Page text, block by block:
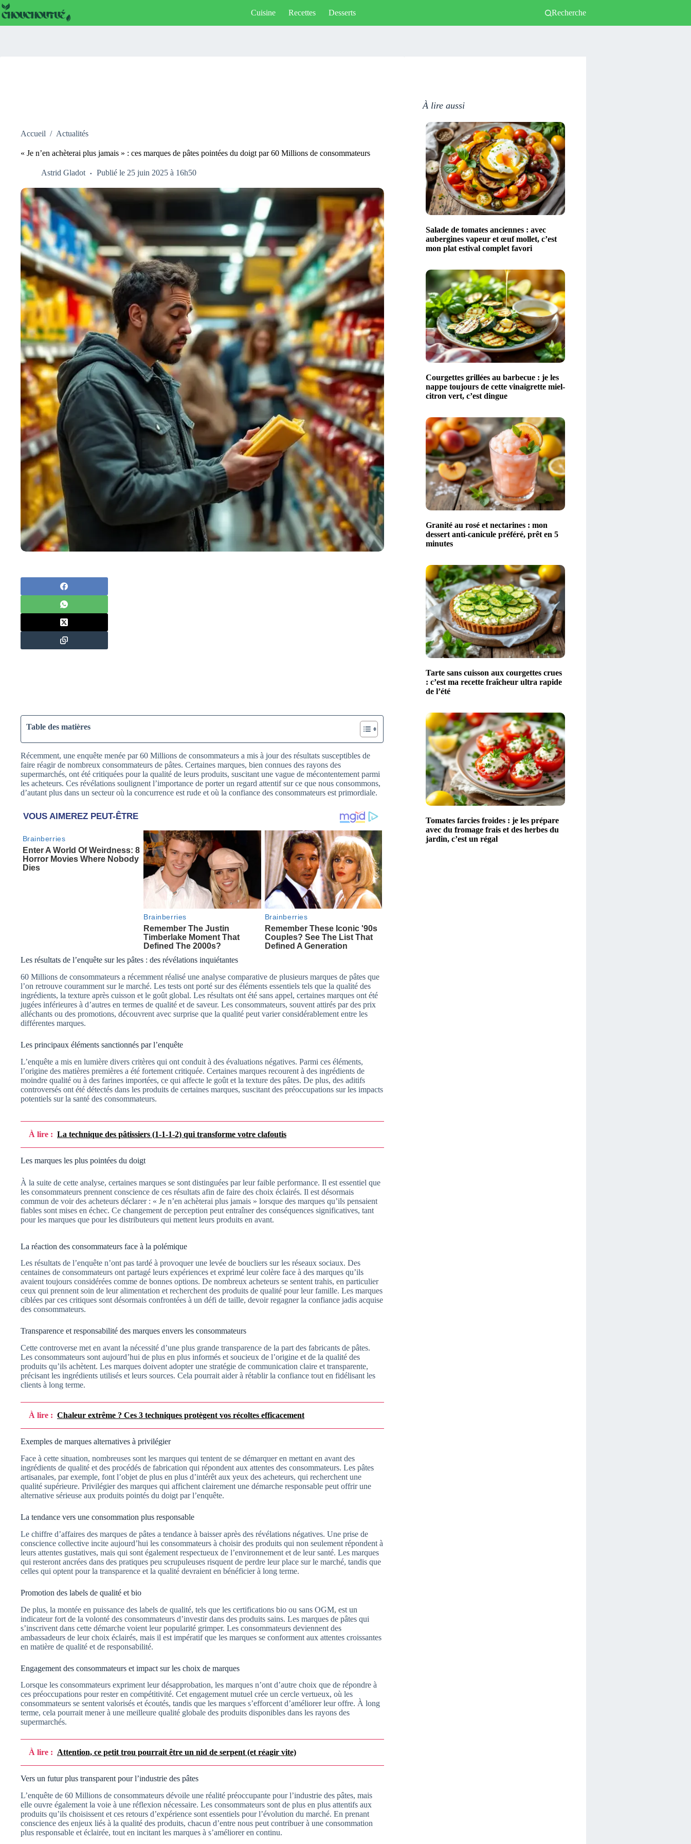
Passer
au
Cuisine Recettes Desserts Recherche
Accueil / Actualités
« Je n’en achèterai plus jamais » : ces marques de pâtes pointées du doigt par 60 Millions de consommateurs
Astrid Gladot Publié le 25 juin 2025 à 16h50
Table des matières
Récemment, une enquête menée par 60 Millions de consommateurs a mis à jour des résultats susceptibles de
faire réagir de nombreux consommateurs de pâtes. Certaines marques, bien connues des rayons des
supermarchés, ont été critiquées pour la qualité de leurs produits, suscitant une vague de mécontentement parmi
les acheteurs. Ces révélations soulignent l’importance de porter un regard attentif sur ce que nous consommons,
d’autant plus dans un secteur où la concurrence est rude et où la confiance des consommateurs est primordiale.
Les résultats de l’enquête sur les pâtes : des révélations inquiétantes
60 Millions de consommateurs a récemment réalisé une analyse comparative de plusieurs marques de pâtes que
l’on retrouve couramment sur le marché. Les tests ont porté sur des éléments essentiels tels que la qualité des
ingrédients, la texture après cuisson et le goût global. Les résultats ont été sans appel, certaines marques ont été
jugées inférieures à d’autres en termes de qualité et de saveur. Les consommateurs, souvent attirés par des prix
alléchants ou des promotions, découvrent avec surprise que la qualité peut varier considérablement entre les
différentes marques.
Les principaux éléments sanctionnés par l’enquête
L’enquête a mis en lumière divers critères qui ont conduit à des évaluations négatives. Parmi ces éléments,
l’origine des matières premières a été fortement critiquée. Certaines marques recourent à des ingrédients de
moindre qualité ou à des farines importées, ce qui affecte le goût et la texture des pâtes. De plus, des aditifs
controversés ont été détectés dans les produits de certaines marques, suscitant des préoccupations sur les impacts
potentiels sur la santé des consommateurs.
À lire : La technique des pâtissiers (1‑1‑1‑2) qui transforme votre clafoutis
Les marques les plus pointées du doigt
À la suite de cette analyse, certaines marques se sont distinguées par leur faible performance. Il est essentiel que
les consommateurs prennent conscience de ces résultats afin de faire des choix éclairés. Il est désormais
commun de voir des acheteurs déclarer : « Je n’en achèterai plus jamais » lorsque des marques qu’ils pensaient
fiables sont mises en échec. Ce changement de perception peut entraîner des conséquences significatives, tant
pour les marques que pour les distributeurs qui mettent leurs produits en avant.
La réaction des consommateurs face à la polémique
Les résultats de l’enquête n’ont pas tardé à provoquer une levée de boucliers sur les réseaux sociaux. Des
centaines de consommateurs ont partagé leurs expériences et exprimé leur colère face à des marques qu’ils
avaient toujours considérées comme de bonnes options. De nombreux acheteurs se sentent trahis, en particulier
ceux qui prennent soin de leur alimentation et recherchent des produits de qualité pour leur famille. Les marques
ciblées par ces critiques sont désormais confrontées à un défi de taille, devoir regagner la confiance jadis acquise
des consommateurs.
Transparence et responsabilité des marques envers les consommateurs
Cette controverse met en avant la nécessité d’une plus grande transparence de la part des fabricants de pâtes.
Les consommateurs sont aujourd’hui de plus en plus informés et soucieux de l’origine et de la qualité des
produits qu’ils achètent. Les marques doivent adopter une stratégie de communication claire et transparente,
précisant les ingrédients utilisés et leurs sources. Cela pourrait aider à rétablir la confiance tout en fidélisant les
clients à long terme.
À lire : Chaleur extrême ? Ces 3 techniques protègent vos récoltes efficacement
Exemples de marques alternatives à privilégier
Face à cette situation, nombreuses sont les marques qui tentent de se démarquer en mettant en avant des
ingrédients de qualité et des procédés de fabrication qui répondent aux attentes des consommateurs. Les pâtes
artisanales, par exemple, font l’objet de plus en plus d’intérêt aux yeux des acheteurs, qui recherchent une
qualité supérieure. Privilégier des marques qui affichent clairement une démarche responsable peut offrir une
alternative sérieuse aux produits pointés du doigt par l’enquête.
La tendance vers une consommation plus responsable
Le chiffre d’affaires des marques de pâtes a tendance à baisser après des révélations négatives. Une prise de
conscience collective incite aujourd’hui les consommateurs à choisir des produits qui non seulement répondent à
leurs attentes gustatives, mais qui sont également respectueux de l’environnement et de leur santé. Les marques
qui resteront ancrées dans des pratiques peu scrupuleuses risquent de perdre leur place sur le marché, tandis que
celles qui optent pour la transparence et la qualité devraient en bénéficier à long terme.
Promotion des labels de qualité et bio
De plus, la montée en puissance des labels de qualité, tels que les certifications bio ou sans OGM, est un
indicateur fort de la volonté des consommateurs d’investir dans des produits sains. Les marques de pâtes qui
s’inscrivent dans cette démarche voient leur popularité grimper. Les consommateurs deviennent des
ambassadeurs de leur choix éclairés, mais il est impératif que les marques se conforment aux attentes croissantes
en matière de qualité et de responsabilité.
Engagement des consommateurs et impact sur les choix de marques
Lorsque les consommateurs expriment leur désapprobation, les marques n’ont d’autre choix que de répondre à
ces préoccupations pour rester en compétitivité. Cet engagement mutuel crée un cercle vertueux, où les
consommateurs se sentent valorisés et écoutés, tandis que les marques s’efforcent d’améliorer leur offre. À long
terme, cela pourrait mener à une meilleure qualité globale des produits disponibles dans les rayons des
supermarchés.
À lire : Attention, ce petit trou pourrait être un nid de serpent (et réagir vite)
Vers un futur plus transparent pour l’industrie des pâtes
L’enquête de 60 Millions de consommateurs dévoile une réalité préoccupante pour l’industrie des pâtes, mais
elle ouvre également la voie à une réflexion nécessaire. Les consommateurs sont de plus en plus attentifs aux
produits qu’ils choisissent et ces retours d’expérience sont essentiels pour l’évolution du marché. En prenant
conscience des enjeux liés à la qualité des produits, chacun d’entre nous peut contribuer à une consommation
plus responsable et éclairée, tout en incitant les marques à s’améliorer en continu.
À lire aussi
Salade de tomates anciennes : avec
aubergines vapeur et œuf mollet, c’est
mon plat estival complet favori
Courgettes grillées au barbecue : je les
nappe toujours de cette vinaigrette miel-
citron vert, c’est dingue
Granité au rosé et nectarines : mon
dessert anti-canicule préféré, prêt en 5
minutes
Tarte sans cuisson aux courgettes crues
: c’est ma recette fraîcheur ultra rapide
de l’été
Tomates farcies froides : je les prépare
avec du fromage frais et des herbes du
jardin, c’est un régal